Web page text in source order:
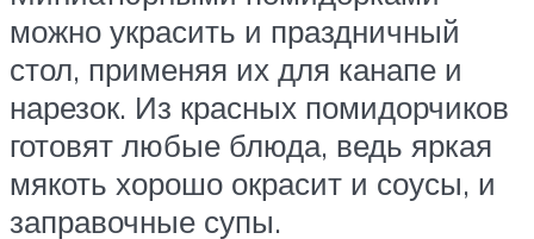
можно украсить и праздничный
стол, применяя их для канапе и
нарезок. Из красных помидорчиков
готовят любые блюда, ведь яркая
мякоть хорошо окрасит и соусы, и
заправочные супы.